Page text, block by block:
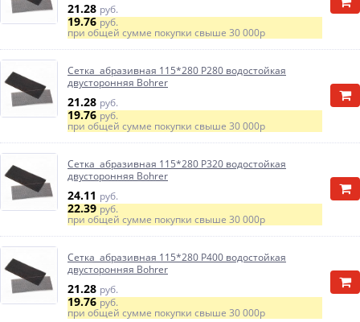
21.28 руб.
19.76руб.
при общей сумме покупки свыше 30 000р
Сетка абразивная 115*280 P280 водостойкая
двусторонняя Bohrer
21.28 руб.
19.76руб.
при общей сумме покупки свыше 30 000р
Сетка абразивная 115*280 P320 водостойкая
двусторонняя Bohrer
24.11 руб.
22.39руб.
при общей сумме покупки свыше 30 000р
Сетка абразивная 115*280 P400 водостойкая
двусторонняя Bohrer
21.28 руб.
19.76руб.
при общей сумме покупки свыше 30 000р